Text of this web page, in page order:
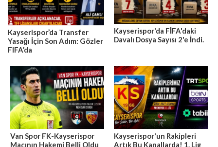
Kayserispor’da Transfer
Yasağı İçin Son Adım: Gözler
FIFA’da
Kayserispor'da FİFA'daki
Davalı Dosya Sayısı 2'e İndi.
Van Spor FK-Kayserispor
Maçının Hakemi Belli Oldu
Kayserispor'un Rakipleri
Artık Bu Kanallarda! 1. Lig